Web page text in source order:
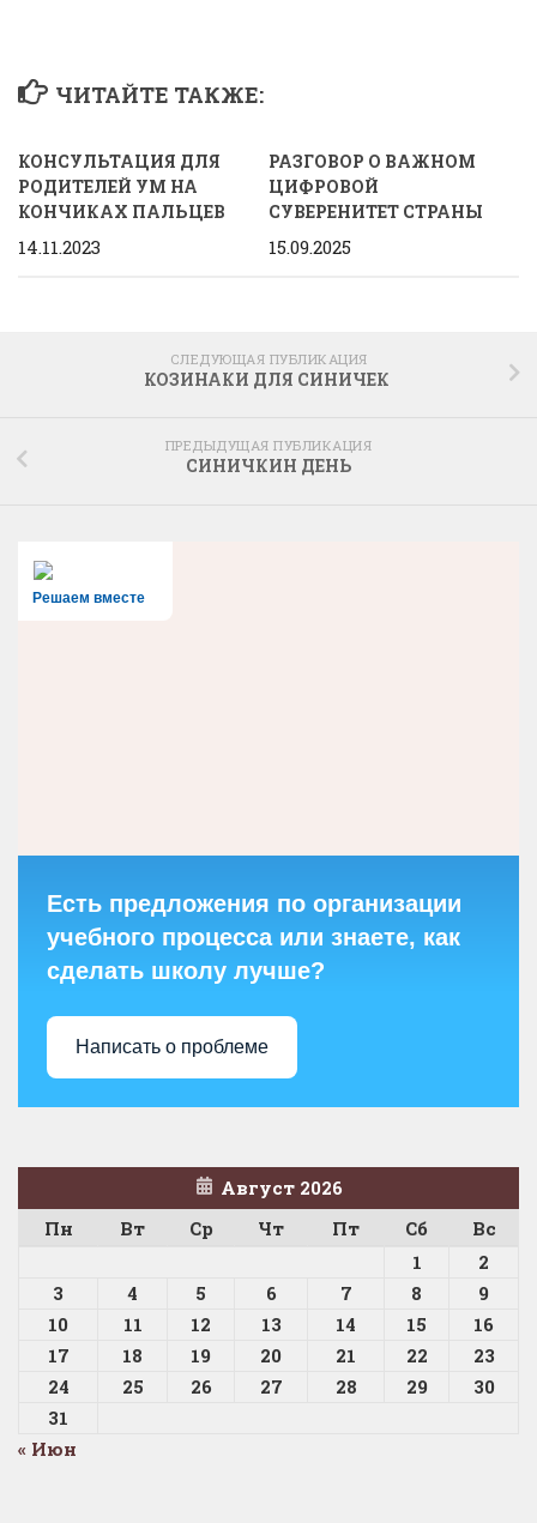
ЧИТАЙТЕ ТАКЖЕ:
КОНСУЛЬТАЦИЯ ДЛЯ
РОДИТЕЛЕЙ УМ НА
КОНЧИКАХ ПАЛЬЦЕВ
14.11.2023
РАЗГОВОР О ВАЖНОМ
ЦИФРОВОЙ
СУВЕРЕНИТЕТ СТРАНЫ
15.09.2025
СЛЕДУЮЩАЯ ПУБЛИКАЦИЯ
КОЗИНАКИ ДЛЯ СИНИЧЕК
ПРЕДЫДУЩАЯ ПУБЛИКАЦИЯ
СИНИЧКИН ДЕНЬ
Решаем вместе
Есть предложения по организации
учебного процесса или знаете, как
сделать школу лучше?
Написать о проблеме
Август 2026
Пн
Вт Ср Чт Пт Сб
Вс
1
2
3
4 5 6 7 8
9
10
11 12 13 14 15
16
17
18 19 20 21 22
23
24
25 26 27 28 29
30
31
« Июн